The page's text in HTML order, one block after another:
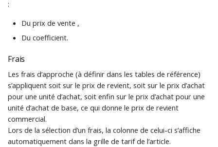
:
Du prix de vente ,
Du coefficient.
Frais
Les frais d’approche (à définir dans les tables de référence)
s’appliquent soit sur le prix de revient, soit sur le prix d’achat
pour une unité d’achat, soit enfin sur le prix d’achat pour une
unité d’achat de base, ce qui donne le prix de revient
commercial.
Lors de la sélection d’un frais, la colonne de celui-ci s’affiche
automatiquement dans la grille de tarif de l’article.